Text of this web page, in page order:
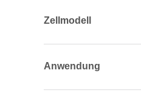
Zellmodell
Anwendung